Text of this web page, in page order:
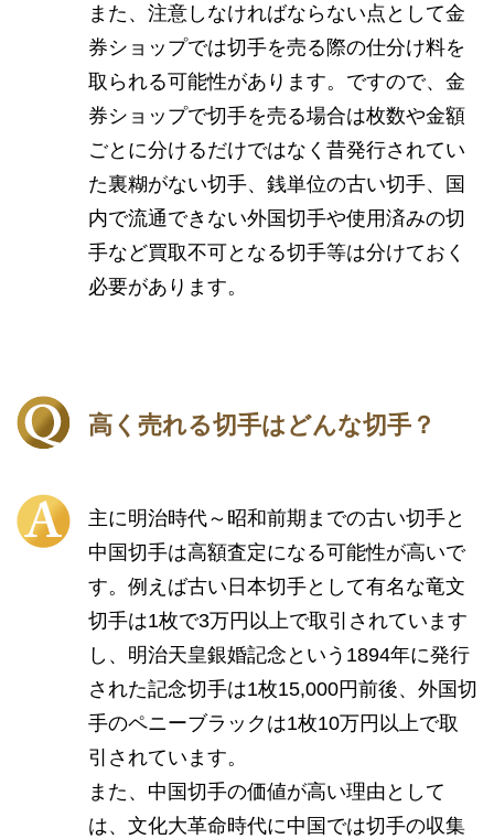
また、注意しなければならない点として金
券ショップでは切手を売る際の仕分け料を
取られる可能性があります。ですので、金
券ショップで切手を売る場合は枚数や金額
ごとに分けるだけではなく昔発行されてい
た裏糊がない切手、銭単位の古い切手、国
内で流通できない外国切手や使用済みの切
手など買取不可となる切手等は分けておく
必要があります。
高く売れる切手はどんな切手？
主に明治時代～昭和前期までの古い切手と
中国切手は高額査定になる可能性が高いで
す。例えば古い日本切手として有名な竜文
切手は1枚で3万円以上で取引されています
し、明治天皇銀婚記念という1894年に発行
された記念切手は1枚15,000円前後、外国切
手のペニーブラックは1枚10万円以上で取
引されています。
また、中国切手の価値が高い理由として
は、文化大革命時代に中国では切手の収集